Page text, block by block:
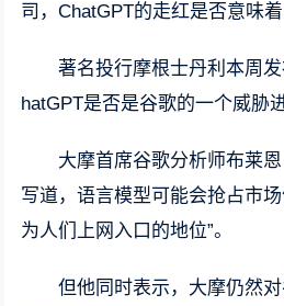
司，ChatGPT的走红是否意味
著名投行摩根士丹利本周
hatGPT是否是谷歌的一个威胁
大摩首席谷歌分析师布莱
写道，语言模型可能会抢占市
为人们上网入口的地位”。
但他同时表示，大摩仍然